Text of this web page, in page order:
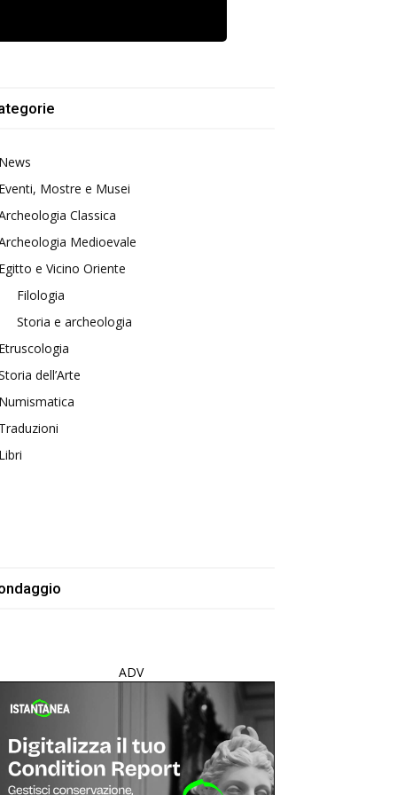
Mostre e Musei
Classica
Medioevale
e Vicino Oriente
Filologia
Storia e archeologia
dell’Arte
ADV